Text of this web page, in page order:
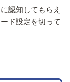
認知してもらえ
ド設定を切って